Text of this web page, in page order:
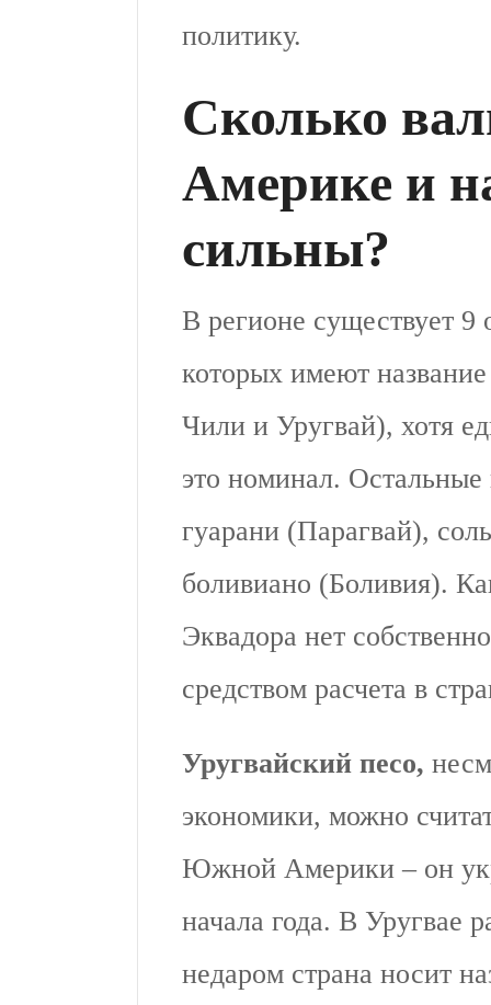
политику.
Сколько
Америке и
сильны?
В регионе существует
которых имеют
Чили и Уругвай), хотя
это номинал.
гуарани (Парагвай),
боливиано (Боливия).
Эквадора нет
средством расчета в
Уругвайский песо,
экономики, можно
Южной Америки – он
начала года. В Уругвае
недаром страна носит